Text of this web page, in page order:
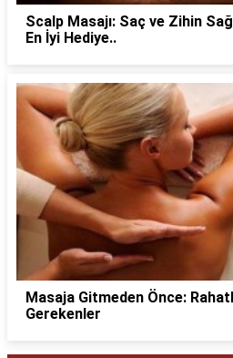
Scalp Masajı: Saç ve Zihin
En İyi Hediye..
Masaja Gitmeden Önce:
Gerekenler